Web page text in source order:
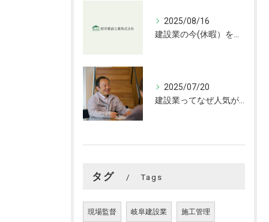
2025/08/16
2025/07/20
タグ Tags
現場監督 岐阜建設業 施工管理